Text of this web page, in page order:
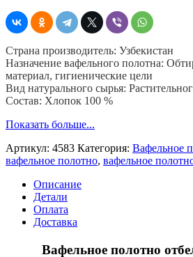
45
см,
220
гр,
рулон
50
м,
Страна производитель: Узбекистан
Назначение вафельного полотна:
материал, гигиенические цели
Вид натурального сырья:
Состав: Хлопок 100 %
Показать больше...
Артикул: 4583 Категория: Вафельное
вафельное полотно, вафельное
Описание
Детали
Оплата
Доставка
Вафельное полотно